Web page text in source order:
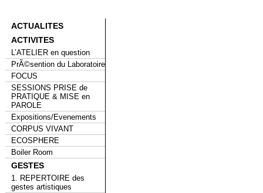
ACTUALITES
ACTIVITES
L’ATELIER en question
PrÃ©sention du Laboratoire
FOCUS
SESSIONS PRISE de
PRATIQUE & MISE en
PAROLE
Expositions/Evenements
CORPUS VIVANT
ECOSPHERE
Boiler Room
GESTES
1. REPERTOIRE des
gestes artistiques